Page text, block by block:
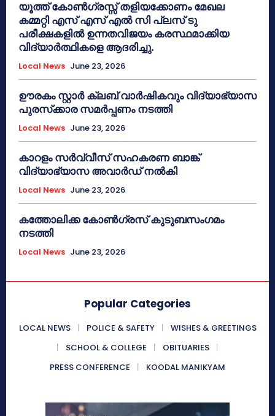
യൂത്ത് കോൺഗ്രസ്സ് തളിയക്കോണം മേഖല
കമ്മറ്റി എസ് എസ് എൽ സി പ്ലസ് ടു
പരീക്ഷകളിൽ ഉന്നതവിജയം കരസ്ഥമാക്കിയ
വിദ്യാർത്ഥികളെ ആദരിച്ചു.
Local News June 23, 2026
ഊരകം സ്റ്റാർ ക്ലബ് വാർഷികവും വിദ്യാഭ്യാസ
പുരസ്‌ക്കാര സമർപ്പണം നടത്തി
Local News June 23, 2026
കാറളം സർവ്വീസ് സഹകരണ ബാങ്ക്
വിദ്യാഭ്യാസ അവാർഡ് നൽകി
Local News June 23, 2026
കത്തോലിക്ക കോൺഗ്രസ് കുടുബസംഗമം
നടത്തി
Local News June 23, 2026
Popular Categories
LOCAL NEWS POLICE & SAFETY
WISHES & GREETINGS
SCHOOL & COLLEGE
OBITUARIES
PRESS CONFERENCE
KOODAL MANIKYAM